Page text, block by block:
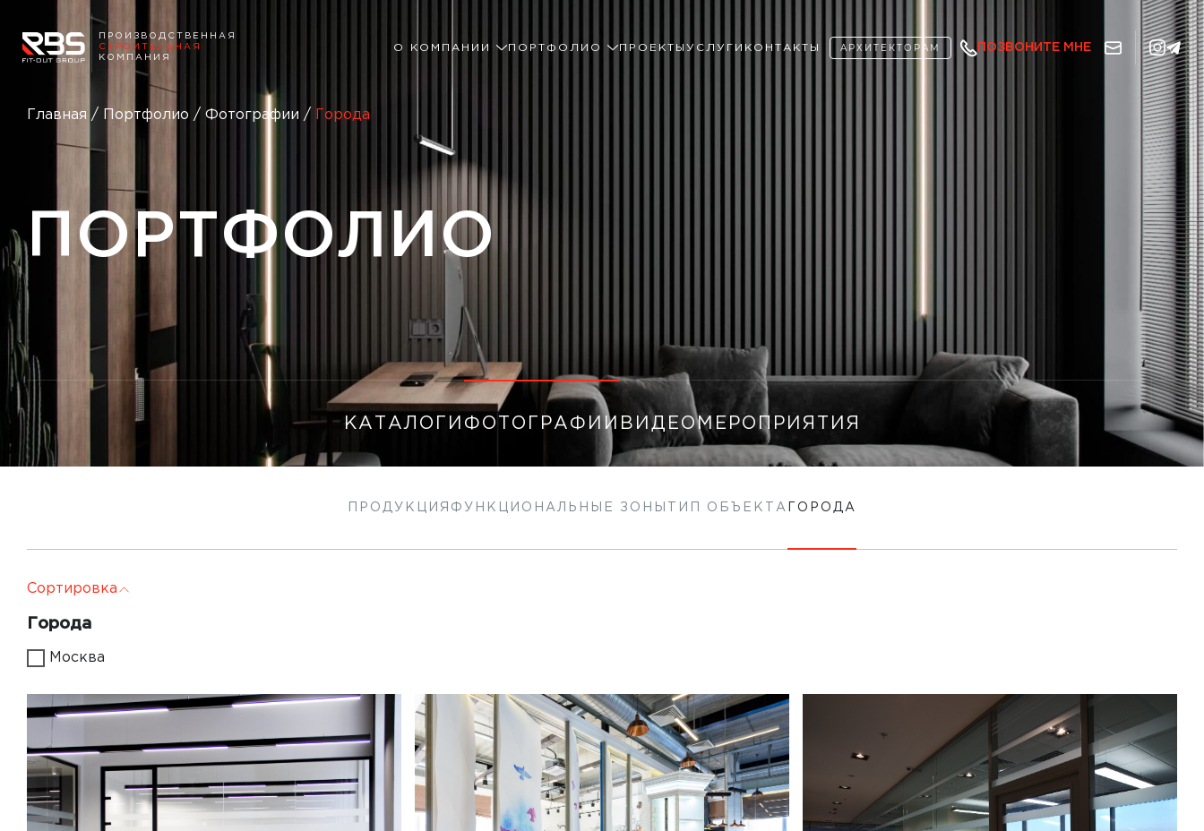
ПРОИЗВОДСТВЕННАЯ
СТРОИТЕЛЬНАЯ
КОМПАНИЯ
О КОМПАНИИ ПОРТФОЛИО ПРОЕКТЫ УСЛУГИ КОНТАКТЫ АРХИТЕКТОРАМ ПОЗВОНИТЕ МНЕ
Главная / Портфолио / Фотографии / Города
ПОРТФОЛИО
КАТАЛОГИ ФОТОГРАФИИ ВИДЕОМЕРОПРИЯТИЯ
ПРОДУКЦИЯ ФУНКЦИОНАЛЬНЫЕ ЗОНЫ ТИП ОБЪЕКТА ГОРОДА
Сортировка
Города
Москва